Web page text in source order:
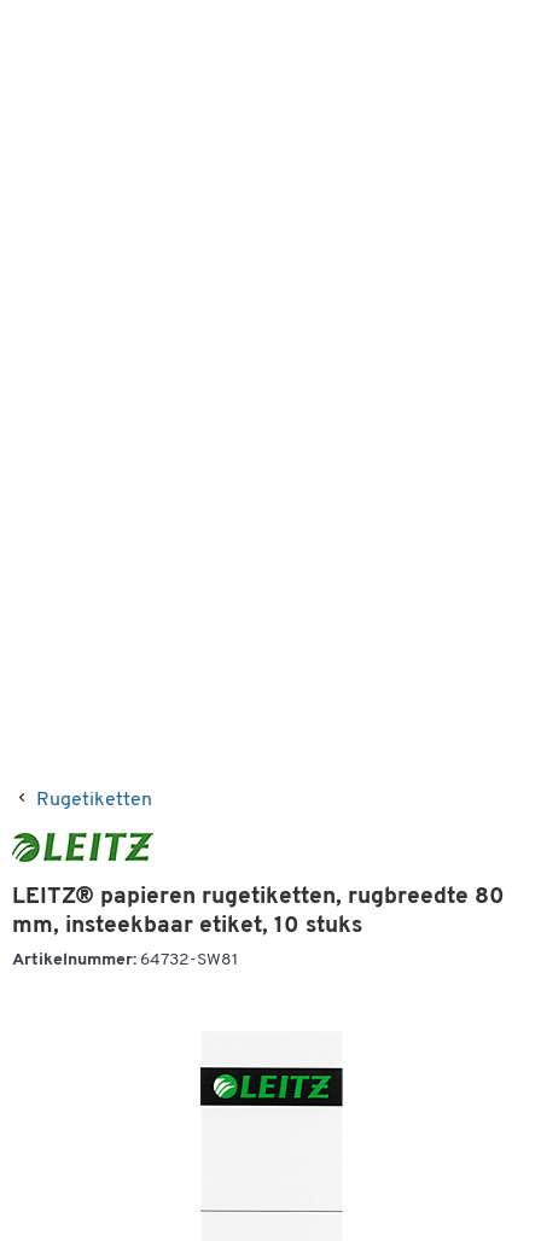
Rugetiketten
LEITZ® papieren rugetiketten, rugbreedte 80
mm, insteekbaar etiket, 10 stuks
Artikelnummer: 64732-SW81